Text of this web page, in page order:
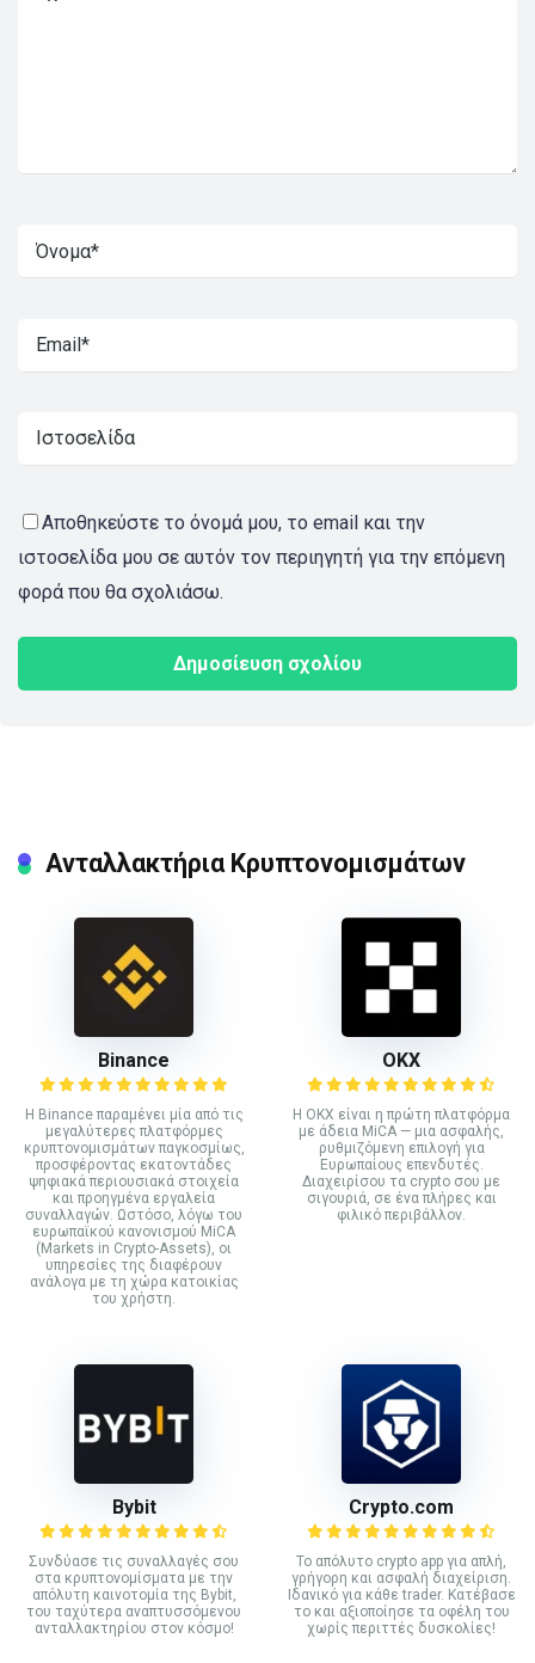
Αποθηκεύστε το όνομά μου, το email και την
ιστοσελίδα μου σε αυτόν τον περιηγητή για την επόμενη
φορά που θα σχολιάσω.
Ανταλλακτήρια Κρυπτονομισμάτων
Binance
Η Binance παραμένει μία από τις
μεγαλύτερες πλατφόρμες
κρυπτονομισμάτων παγκοσμίως,
προσφέροντας εκατοντάδες
ψηφιακά περιουσιακά στοιχεία
και προηγμένα εργαλεία
συναλλαγών. Ωστόσο, λόγω του
ευρωπαϊκού κανονισμού MiCA
(Markets in Crypto-Assets), οι
υπηρεσίες της διαφέρουν
ανάλογα με τη χώρα κατοικίας
του χρήστη.
ΟΚΧ
Η OKX είναι η πρώτη πλατφόρμα
με άδεια MiCA — μια ασφαλής,
ρυθμιζόμενη επιλογή για
Ευρωπαίους επενδυτές.
Διαχειρίσου τα crypto σου με
σιγουριά, σε ένα πλήρες και
φιλικό περιβάλλον.
Bybit
Συνδύασε τις συναλλαγές σου
στα κρυπτονομίσματα με την
απόλυτη καινοτομία της Bybit,
του ταχύτερα αναπτυσσόμενου
ανταλλακτηρίου στον κόσμο!
Crypto.com
Το απόλυτο crypto app για απλή,
γρήγορη και ασφαλή διαχείριση.
Ιδανικό για κάθε trader. Κατέβασε
το και αξιοποίησε τα οφέλη του
χωρίς περιττές δυσκολίες!